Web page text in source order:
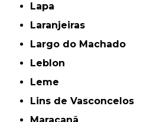
Lapa
Laranjeiras
Largo do Machado
Leblon
Leme
Lins de Vasconcelos